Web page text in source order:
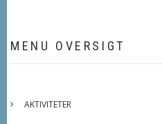
MENU OVERSIGT
AKTIVITETER